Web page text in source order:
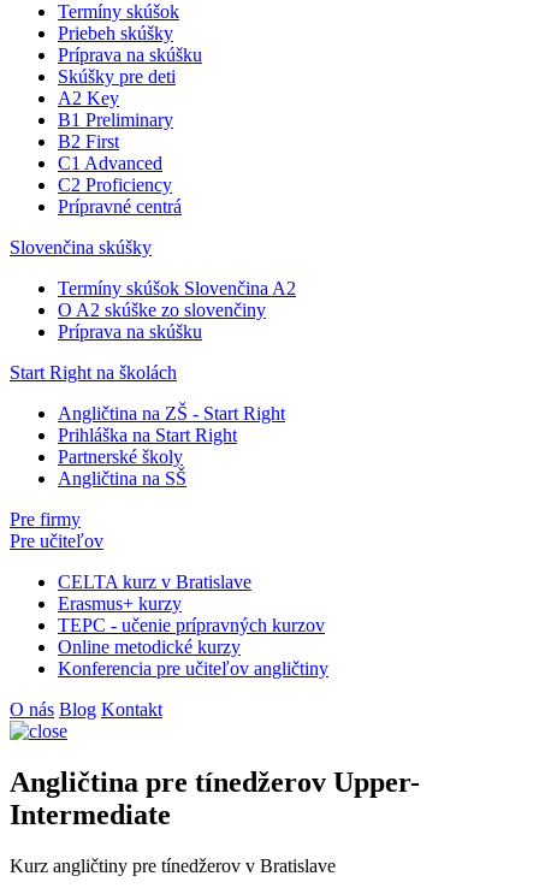
Termíny skúšok
Priebeh skúšky
Príprava na skúšku
Skúšky pre deti
A2 Key
B1 Preliminary
B2 First
C1 Advanced
C2 Proficiency
Prípravné centrá
Slovenčina skúšky
Termíny skúšok Slovenčina A2
O A2 skúške zo slovenčiny
Príprava na skúšku
Start Right na školách
Angličtina na ZŠ - Start Right
Prihláška na Start Right
Partnerské školy
Angličtina na SŠ
Pre firmy
Pre učiteľov
CELTA kurz v Bratislave
Erasmus+ kurzy
TEPC - učenie prípravných kurzov
Online metodické kurzy
Konferencia pre učiteľov angličtiny
O nás Blog Kontakt
Angličtina pre tínedžerov Upper-
Intermediate
Kurz angličtiny pre tínedžerov v Bratislave